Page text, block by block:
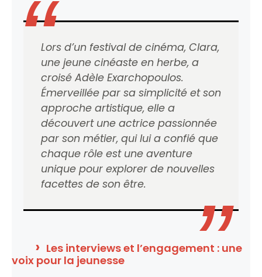
Lors d’un festival de cinéma, Clara,
une jeune cinéaste en herbe, a
croisé Adèle Exarchopoulos.
Émerveillée par sa simplicité et son
approche artistique, elle a
découvert une actrice passionnée
par son métier, qui lui a confié que
chaque rôle est une aventure
unique pour explorer de nouvelles
facettes de son être.
Les interviews et l’engagement : une
voix pour la jeunesse